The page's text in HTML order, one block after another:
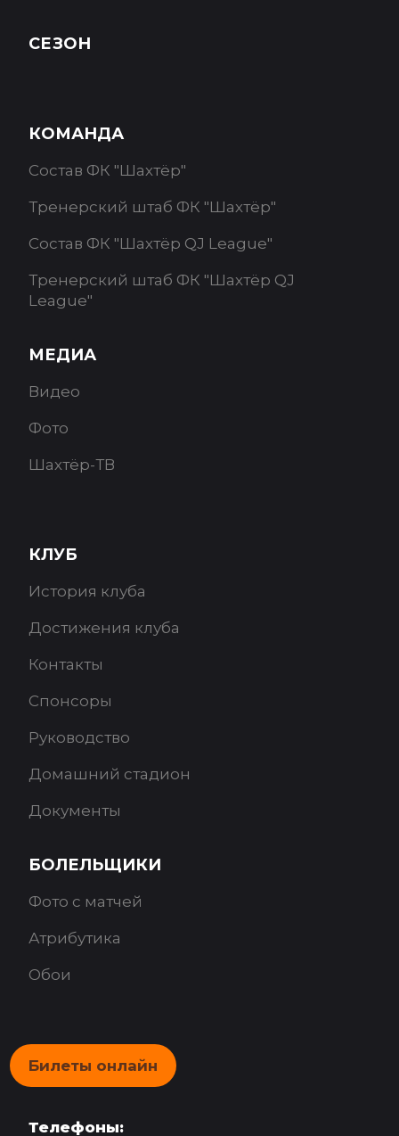
СЕЗОН
КОМАНДА
Состав ФК "Шахтёр"
Тренерский штаб ФК "Шахтёр"
Состав ФК "Шахтёр QJ League"
Тренерский штаб ФК "Шахтёр QJ
League"
МЕДИА
Видео
Фото
Шахтёр-ТВ
КЛУБ
История клуба
Достижения клуба
Контакты
Спонсоры
Руководство
Домашний стадион
Документы
БОЛЕЛЬЩИКИ
Фото с матчей
Атрибутика
Обои
Билеты онлайн
Телефоны: